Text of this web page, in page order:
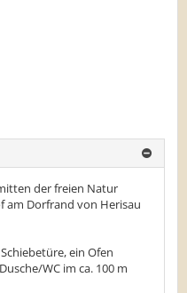
der freien Natur
am Dorfrand von Herisau
ein Ofen
WC im ca. 100 m